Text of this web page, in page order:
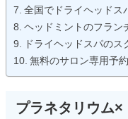
全国でドライヘッドス
ヘッドミントのフラン
ドライヘッドスパのス
無料のサロン専用予
プラネタリウム